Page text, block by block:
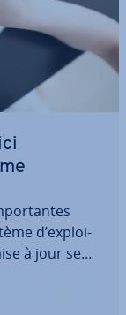
d’ex­ploi­
à jour se
de